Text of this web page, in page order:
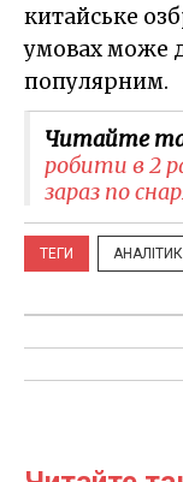
китайське
умовах може
популярним.
Читайте
робити в 2
зараз по
ТЕГИ